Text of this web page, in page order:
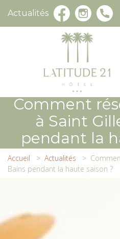
Actualités
Comment
à Saint
pendant la
Accueil Actualités
Bains pendant la haute saison ?